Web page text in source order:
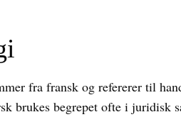
fra fransk og refererer til
brukes begrepet ofte i juridisk